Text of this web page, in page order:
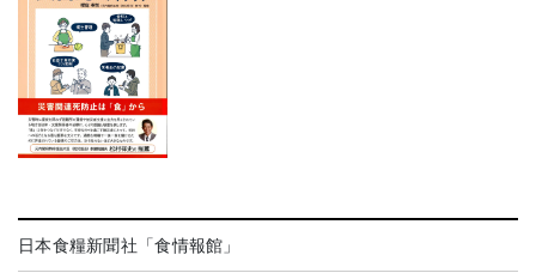
日本食糧新聞社「食情報館」